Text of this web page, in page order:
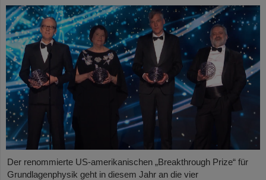
Der renommierte US-amerikanischen „Breakthrough Prize“ für
Grundlagenphysik geht in diesem Jahr an die vier